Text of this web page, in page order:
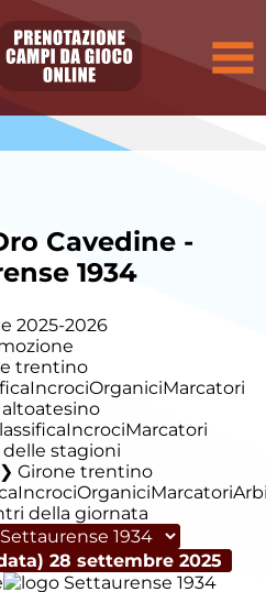
Cavedine -
1934
2025-2026
trentino
IncrociOrganiciMarcatori
IncrociMarcatori
delle stagioni
Girone trentino
IncrociOrganiciMarcatori
della giornata
28 settembre 2025